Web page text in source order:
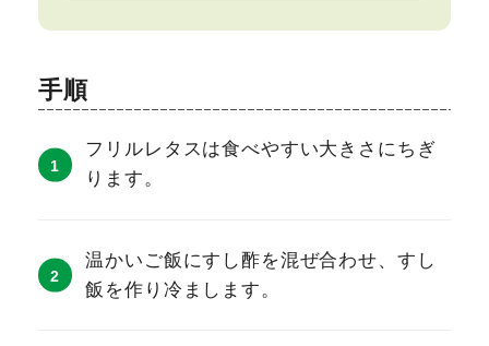
手順
フリルレタスは食べやすい大きさにちぎ
ります。
温かいご飯にすし酢を混ぜ合わせ、すし
飯を作り冷まします。